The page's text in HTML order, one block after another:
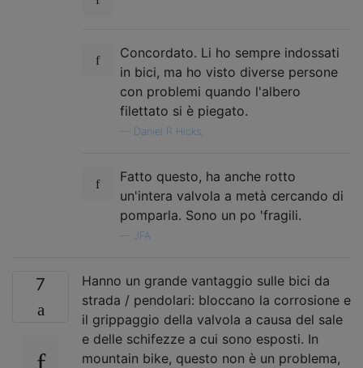
Concordato. Li ho sempre indossati
in bici, ma ho visto diverse persone
con problemi quando l'albero
filettato si è piegato.
Daniel R Hicks,
Fatto questo, ha anche rotto
un'intera valvola a metà cercando di
pomparla. Sono un po 'fragili.
JFA
7
Hanno un grande vantaggio sulle bici da
strada / pendolari: bloccano la corrosione e
il grippaggio della valvola a causa del sale
e delle schifezze a cui sono esposti. In
mountain bike, questo non è un problema,